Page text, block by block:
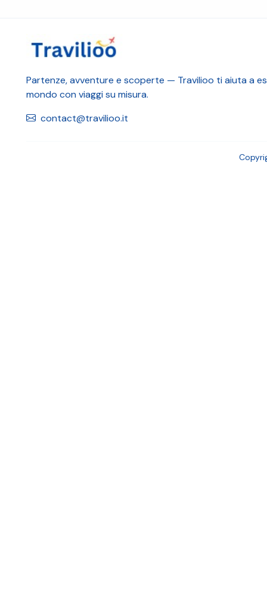
Partenze, avventure e scoperte — Travilioo ti aiuta a
mondo con viaggi su misura.
contact@travilioo.it